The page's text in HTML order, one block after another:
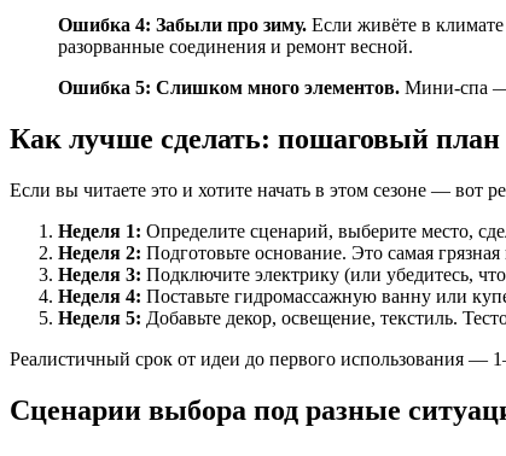
Ошибка 4: Забыли про зиму. Если живёте в
разорванные соединения и ремонт весной.
Ошибка 5: Слишком много элементов. Мини-спа —
Как лучше сделать: пошаговый план
Если вы читаете это и хотите начать в этом сезоне — вот
Неделя 1: Определите сценарий, выберите место,
Неделя 2: Подготовьте основание. Это самая
Неделя 3: Подключите электрику (или убедитесь,
Неделя 4: Поставьте гидромассажную ванну или
Неделя 5: Добавьте декор, освещение, текстиль.
Реалистичный срок от идеи до первого использования —
Сценарии выбора под разные